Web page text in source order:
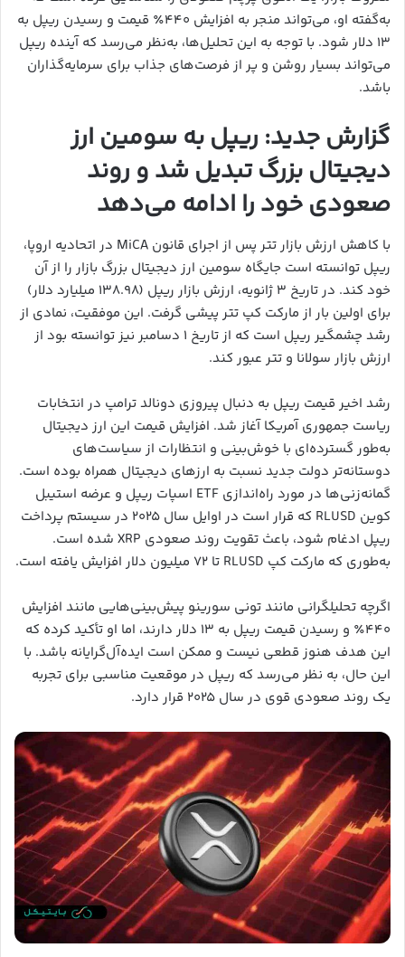
به‌گفته او، می‌تواند منجر به افزایش ۴۴۰٪ قیمت و رسیدن ریپل به
۱۳ دلار شود. با توجه به این تحلیل‌ها، به‌نظر می‌رسد که آینده ریپل
می‌تواند بسیار روشن و پر از فرصت‌های جذاب برای سرمایه‌گذاران
باشد.
گزارش جدید: ریپل به سومین ارز
دیجیتال بزرگ تبدیل شد و روند
صعودی خود را ادامه می‌دهد
با کاهش ارزش بازار تتر پس از اجرای قانون MiCA در اتحادیه اروپا،
ریپل توانسته است جایگاه سومین ارز دیجیتال بزرگ بازار را از آن
خود کند. در تاریخ ۳ ژانویه، ارزش بازار ریپل (۱۳۸.۹۸ میلیارد دلار)
برای اولین بار از مارکت کپ تتر پیشی گرفت. این موفقیت، نمادی از
رشد چشمگیر ریپل است که از تاریخ ۱ دسامبر نیز توانسته بود از
ارزش بازار سولانا و تتر عبور کند.
رشد اخیر قیمت ریپل به دنبال پیروزی دونالد ترامپ در انتخابات
ریاست جمهوری آمریکا آغاز شد. افزایش قیمت این ارز دیجیتال
به‌طور گسترده‌ای با خوش‌بینی و انتظارات از سیاست‌های
دوستانه‌تر دولت جدید نسبت به ارزهای دیجیتال همراه بوده است.
گمانه‌زنی‌ها در مورد راه‌اندازی ETF اسپات ریپل و عرضه استیبل
کوین RLUSD که قرار است در اوایل سال ۲۰۲۵ در سیستم پرداخت
ریپل ادغام شود، باعث تقویت روند صعودی XRP شده است.
به‌طوری که مارکت کپ RLUSD تا ۷۲ میلیون دلار افزایش یافته است.
اگرچه تحلیلگرانی مانند تونی سورینو پیش‌بینی‌هایی مانند افزایش
۴۴۰٪ و رسیدن قیمت ریپل به ۱۳ دلار دارند، اما او تأکید کرده که
این هدف هنوز قطعی نیست و ممکن است ایده‌آل‌گرایانه باشد. با
این حال، به نظر می‌رسد که ریپل در موقعیت مناسبی برای تجربه
یک روند صعودی قوی در سال ۲۰۲۵ قرار دارد.